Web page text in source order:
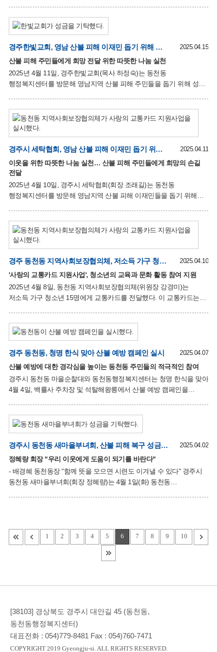
마음이 무거워졌다”며, “폐지를 모아 산불 성금을 기부한 익명의
어르신 이야기를 듣고 나도 선한 영향력을 실천하고 싶어 기부를
결심했다”고 밝혔다. 그는 “작은 도움이지만 피해 지역 이재민들에게
“산불 피해 주민들을 위해 큰 마음을 내주셔서 감사드린다”며, “작은
나눔의 손길이 큰 꽃을 피울 것처럼 이 기부가 피해 주민들에게
희망과 행복을 전할 수 있기를 바란다”고 전했다. 전달
경주한빛교회, 영남 산불 피해 이재민 돕기 위해 성금 100만원 기탁 2025.04.15
산불 피해 주민들에게 희망 전달 위한 따뜻한 나눔 실천
2025년 4월 11일, 경주한빛교회(목사 하정숙)는 동천동
행정복지센터를 방문해 영남지역 산불 피해 주민들을 돕기 위해 성금
빠진 주민들에게 조금이나마 희망을 전하고자 기부를 결정했다”며,
“피해 지역 주민들이 조속히 생활의 안정을 찾았으면 좋겠다”고
전했다. 배경혜 동천동장은 “매년 설과 추석 명절에도 동천동
저소득층 주민을 도와주시는 경주한빛교회가 이번 산불 피해
이재민을 위해서도 한마음 한뜻으로 나눔을 해주셔서 매우
감사드린다”고 밝혔다. 기탁된 성금은 경북사회복지공동모금회를
통해 피해 지역 복구와 이재민 생필품 및 생계비 지원을 위해 사용될
예정이다.
경주시 세탁협회, 영남 산불 피해 이재민 돕기 위해 성금 50만원 기탁 2025.04.11
이웃을 위한 따뜻한 나눔 실천… 산불 피해 주민들에게 희망의 손길
전달
2025년 4월 10일, 경주시 세탁협회(회장 조래길)는 동천동
행정복지센터를 방문해 영남지역 산불 피해 이재민들을 돕기 위해
쓰라렸다. 조금이라도 도움을 드리고자 기부를 결심했다”며, “피해
주민들이 하루빨리 안정을 찾아 평범한 일상생활로 돌아가기를
바란다”고 전했다. 배경혜 동천동장은 “이웃 지역의 어려움을
함께하고자 나눔에 동참해 주셔서 정말 감사드리며, 피해 주민들에게
따뜻한 사랑과 온기가 전해지기를 바란다”고 말했다. 기탁된 성금은
경북사회복지공동모금회를 통해 피해 지역 복구와 이재민 지원에
활용될 예정이다.
경주 동천동 지역사회보장협의체, 저소득 가구 청소년 15명에게 교통카드 전달 2025.04.10
'사랑의 교통카드 지원사업', 청소년의 교육과 문화 활동 참여 지원
2025년 4월 8일, 동천동 지역사회보장협의체(위원장 강경미)는
저소득 가구 청소년 15명에게 교통카드를 전달했다. 이 교통카드는
교통카드 지원사업’은 2023년부터 시작된 동천동
지역사회보장협의체의 특화사업으로, 경제적 이유로 대중교통 이용에
어려움을 겪는 저소득층 청소년들에게 10만원 상당의 교통카드를
위원장은 “청소년들이 이동의 제약 없이 더 넓은 세상을 경험하고,
자신의 가능성을 마음껏 펼칠 수 있도록 지원하고자 이 사업을
준비했다”며, “이 작은 교통카드 한 장이 더 큰 꿈으로 이어지는 통로가
되기를 바
경주 동천동, 청명 한식 맞아 산불 예방 캠페인 실시 2025.04.07
산불 예방에 대한 경각심을 높이는 동천동 주민들의 적극적인 참여
경주시 동천동 마을순찰대와 동천동행정복지센터는 청명 한식을 맞아
4월 4일, 백률사 주차장 및 석탈해왕릉에서 산불 예방 캠페인을
않도록 안내했다. 또한, 소금강산 주변 곳곳에 산불 예방 홍보
현수막을 부착했다. 문광석 자율방재단장은 "최근 경북에서 큰 산불이
발생하여 많은 희생자와 큰 재산적 손실이 있었고, 복구도 어려운
있으므로 전 시민이 산불 예방에 앞장서야 한다"고 말했다. 배경혜
동천동장은 "개인의 한순간의 실수로 대형 산불이 발생할 수 있으므로
평소에도 시민 모두가 산불에 대한 경각심을 가져야 한다.
공공기관에서도
경주시 동천동 새마을부녀회, 산불 피해 복구 성금 50만원 기탁 지역사회 연대의 힘으로 복구 지원 2025.04.02
정혜량 회장 "우리 이웃에게 도움이 되기를 바란다"
- 배경혜 동천동장 "함께 뜻을 모으면 시련도 이겨낼 수 있다" 경주시
동천동 새마을부녀회(회장 정혜량)는 4월 1일(화) 동천동
배경혜 동천동장은 "힘든 시련과 고난도 함께 뜻을 모으면 반드시
이겨낼 수 있을 것이다"라며, "앞으로도 지역 내 취약계층과 함께하는
복지 행정을 펼치겠다"고 감사의 뜻을 전했다. 이번 성금은
1 2 3 4 5 6 7 8 9 10
[38103] 경상북도 경주시 대안길 45 (동천동,
동천동행정복지센터)
대표전화 :054)779-8481 Fax :054)760-7471
COPYRIGHT 2019 Gyeongju-si. ALL RIGHTS RESERVED.